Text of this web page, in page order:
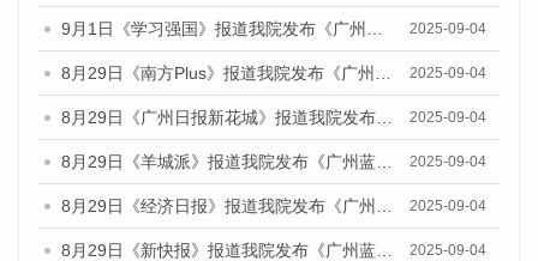
2025-09-04
2025-09-04
2025-09-04
2025-09-04
2025-09-04
2025-09-04